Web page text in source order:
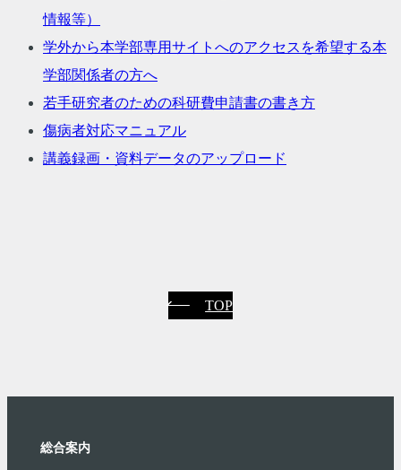
情報等）
学外から本学部専用サイトへのアクセスを希望する本
学部関係者の方へ
若手研究者のための科研費申請書の書き方
傷病者対応マニュアル
講義録画・資料データのアップロード
TOP
総合案内